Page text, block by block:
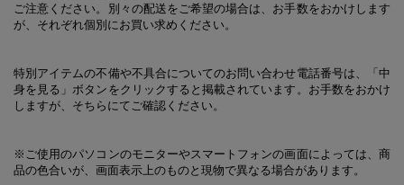
ご注意ください。別々の配送をご希望の場合は、お手数をおかけします
が、それぞれ個別にお買い求めください。
特別アイテムの不備や不具合についてのお問い合わせ電話番号は、「中
身を見る」ボタンをクリックすると掲載されています。お手数をおかけ
しますが、そちらにてご確認ください。
※ご使用のパソコンのモニターやスマートフォンの画面によっては、商
品の色合いが、画面表示上のものと現物で異なる場合があります。